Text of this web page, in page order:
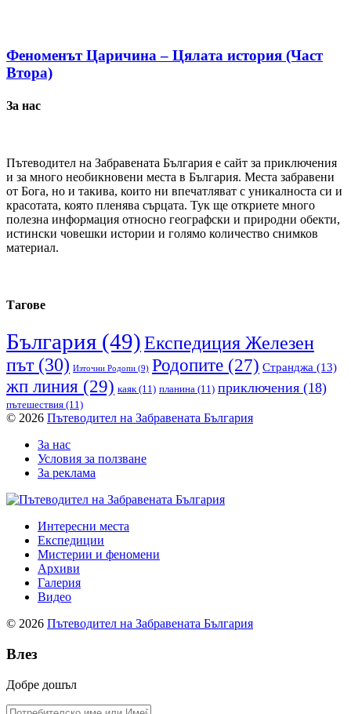
Феноменът Царичина – Цялата история (Част
Втора)
За нас
Пътеводител на Забравената България е сайт за приключения
и за много необикновени места в България. Места забравени
от Бога, но и такива, които ни впечатляват с уникалноста си и
красотата, която пленява сърцата. Тук ще откриете много
полезна информация относно географски и природни обекти,
истински човешки истории и голямо количество снимков
материал.
Тагове
България (49)Експедиция Железен
път(30) Източни Родопи (9) Родопите (27) Странджа (13)
жп линия (29) каяк(11) планина (11) приключения (18)
пътешествия (11)
© 2026 Пътеводител на Забравената България
За нас
Условия за ползване
За реклама
Интересни места
Експедиции
Мистерии и феномени
Архиви
Галерия
Видео
© 2026 Пътеводител на Забравената България
Влез
Добре дошъл